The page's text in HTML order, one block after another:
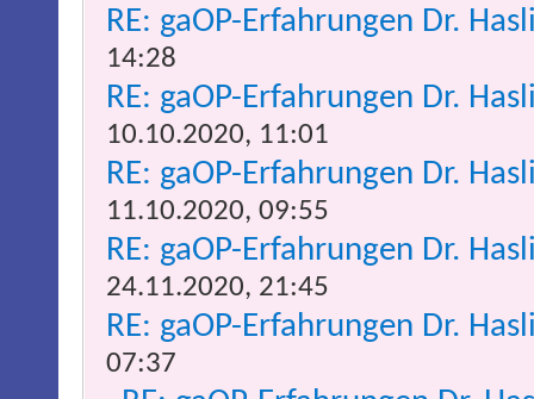
RE: gaOP-Erfahrungen Dr.
14:28
RE: gaOP-Erfahrungen Dr.
10.10.2020, 11:01
RE: gaOP-Erfahrungen Dr.
11.10.2020, 09:55
RE: gaOP-Erfahrungen Dr.
24.11.2020, 21:45
RE: gaOP-Erfahrungen Dr.
07:37